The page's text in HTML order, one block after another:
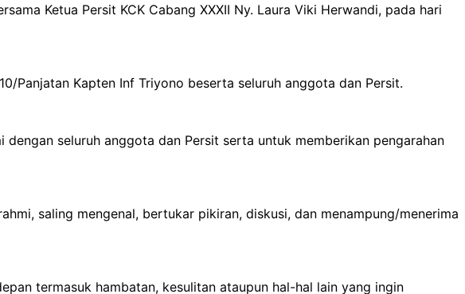
Ketua Persit KCK Cabang XXXII Ny. Laura Viki Herwandi, pada hari
Panjatan Kapten Inf Triyono beserta seluruh anggota dan Persit.
seluruh anggota dan Persit serta untuk memberikan pengarahan
saling mengenal, bertukar pikiran, diskusi, dan menampung/menerima
termasuk hambatan, kesulitan ataupun hal-hal lain yang ingin